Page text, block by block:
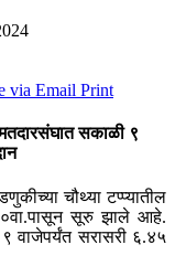
via Email Print
सकाळी ९
चौथ्या टप्प्यातील
सूरु झाले आहे.
वाजेपर्यंत सरासरी ६.४५